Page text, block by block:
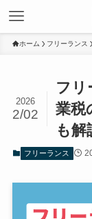
ホーム フリーランス
フリ
業税
も解
2026
2/02
フリーランス